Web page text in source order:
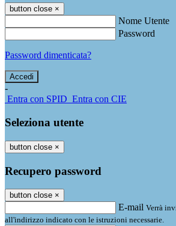
button close ×
Nome Utente
Password
Password dimenticata?
-
Entra con SPID Entra con CIE
Seleziona utente
button close ×
Recupero password
button close ×
E-mail Verrà
all'indirizzo indicato con le istruzioni necessarie.